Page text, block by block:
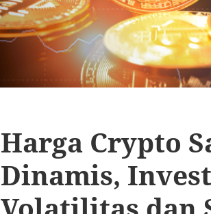
Harga Crypto
Dinamis,